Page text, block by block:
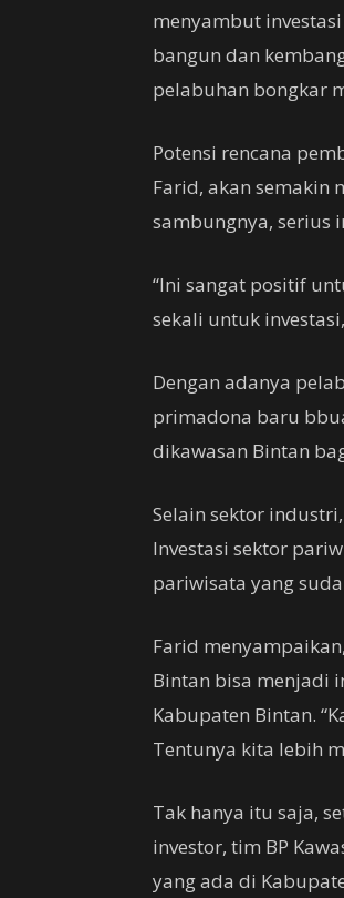
menyambut
bangun dan
pelabuhan bongkar
Potensi rencana
Farid, akan semakin
sambungnya, serius
“Ini sangat positif
sekali untuk
Dengan adanya
primadona baru
dikawasan Bintan
Selain sektor
Investasi sektor
pariwisata yang
Farid
Bintan bisa menjadi
Kabupaten Bintan.
Tentunya kita lebih
Tak hanya itu saja,
investor, tim BP
yang ada di